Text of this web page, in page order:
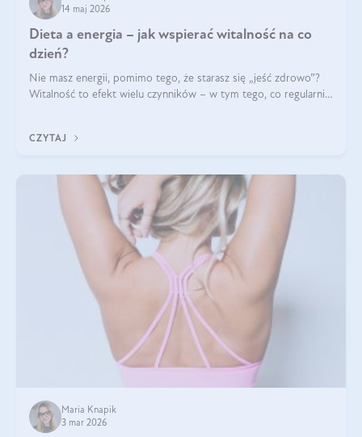
14 maj 2026
Dieta a energia – jak wspierać witalność na co
dzień?
Nie masz energii, pomimo tego, że starasz się „jeść zdrowo”?
Witalność to efekt wielu czynników – w tym tego, co regularnie
CZYTAJ
Maria Knapik
3 mar 2026